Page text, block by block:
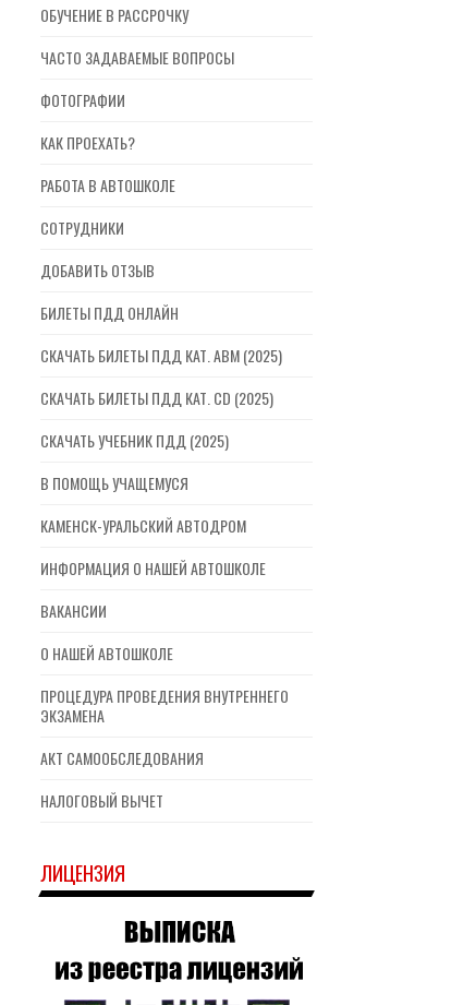
ОБУЧЕНИЕ В РАССРОЧКУ
ЧАСТО ЗАДАВАЕМЫЕ ВОПРОСЫ
ФОТОГРАФИИ
КАК ПРОЕХАТЬ?
РАБОТА В АВТОШКОЛЕ
СОТРУДНИКИ
ДОБАВИТЬ ОТЗЫВ
БИЛЕТЫ ПДД ОНЛАЙН
СКАЧАТЬ БИЛЕТЫ ПДД КАТ. ABM (2025)
СКАЧАТЬ БИЛЕТЫ ПДД КАТ. CD (2025)
СКАЧАТЬ УЧЕБНИК ПДД (2025)
В ПОМОЩЬ УЧАЩЕМУСЯ
КАМЕНСК-УРАЛЬСКИЙ АВТОДРОМ
ИНФОРМАЦИЯ О НАШЕЙ АВТОШКОЛЕ
ВАКАНСИИ
О НАШЕЙ АВТОШКОЛЕ
ПРОЦЕДУРА ПРОВЕДЕНИЯ ВНУТРЕННЕГО
ЭКЗАМЕНА
АКТ САМООБСЛЕДОВАНИЯ
НАЛОГОВЫЙ ВЫЧЕТ
ЛИЦЕНЗИЯ